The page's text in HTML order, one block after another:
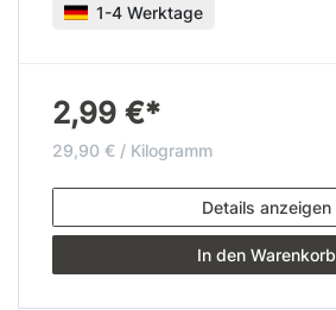
1-4 Werktage
2,99 €*
29,90 € / Kilogramm
Details anzeigen
In den Warenkorb